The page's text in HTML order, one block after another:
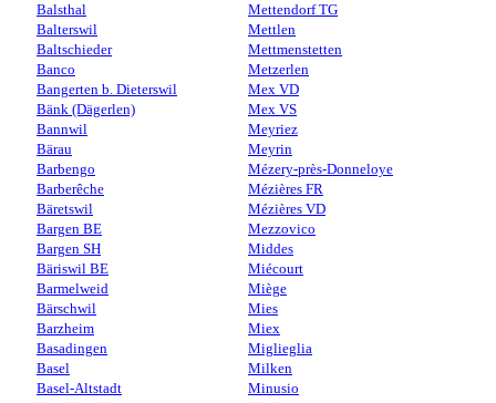
Balsthal
Balterswil
Baltschieder
Banco
Bangerten b. Dieterswil
Bänk (Dägerlen)
Bannwil
Bärau
Barbengo
Barberêche
Bäretswil
Bargen BE
Bargen SH
Bäriswil BE
Barmelweid
Bärschwil
Barzheim
Basadingen
Basel
Basel-Altstadt
Mettendorf TG
Mettlen
Mettmenstetten
Metzerlen
Mex VD
Mex VS
Meyriez
Meyrin
Mézery-près-Donneloye
Mézières FR
Mézières VD
Mezzovico
Middes
Miécourt
Miège
Mies
Miex
Miglieglia
Milken
Minusio